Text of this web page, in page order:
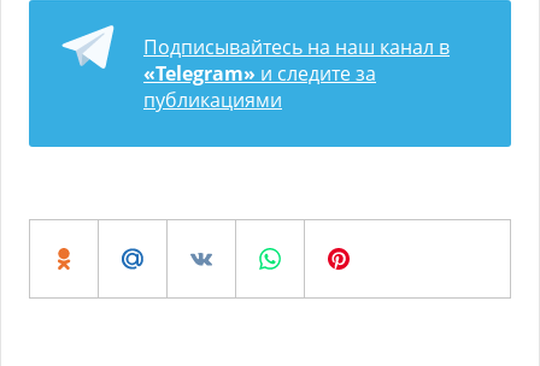
Подписывайтесь на наш канал в
«Telegram» и следите за
публикациями